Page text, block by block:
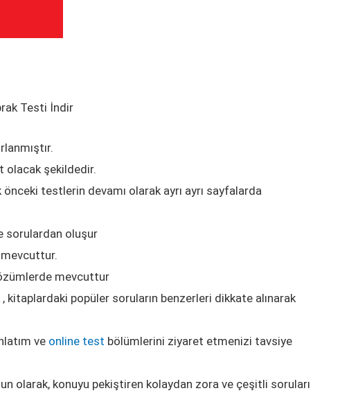
Testi İndir
olacak şekildedir.
testlerin devamı olarak ayrı ayrı sayfalarda
sorulardan oluşur
mevcuttur
popüler soruların benzerleri dikkate alınarak
ve online test bölümlerini ziyaret etmenizi tavsiye
olarak, konuyu pekiştiren kolaydan zora ve çeşitli soruları